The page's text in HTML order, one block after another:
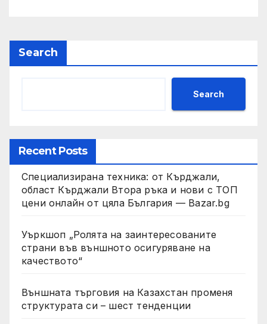
Search
Search
Recent Posts
Специализирана техника: от Кърджали,
област Кърджали Втора ръка и нови с ТОП
цени онлайн от цяла България — Bazar.bg
Уъркшоп „Ролята на заинтересованите
страни във външното осигуряване на
качеството“
Външната търговия на Казахстан променя
структурата си – шест тенденции